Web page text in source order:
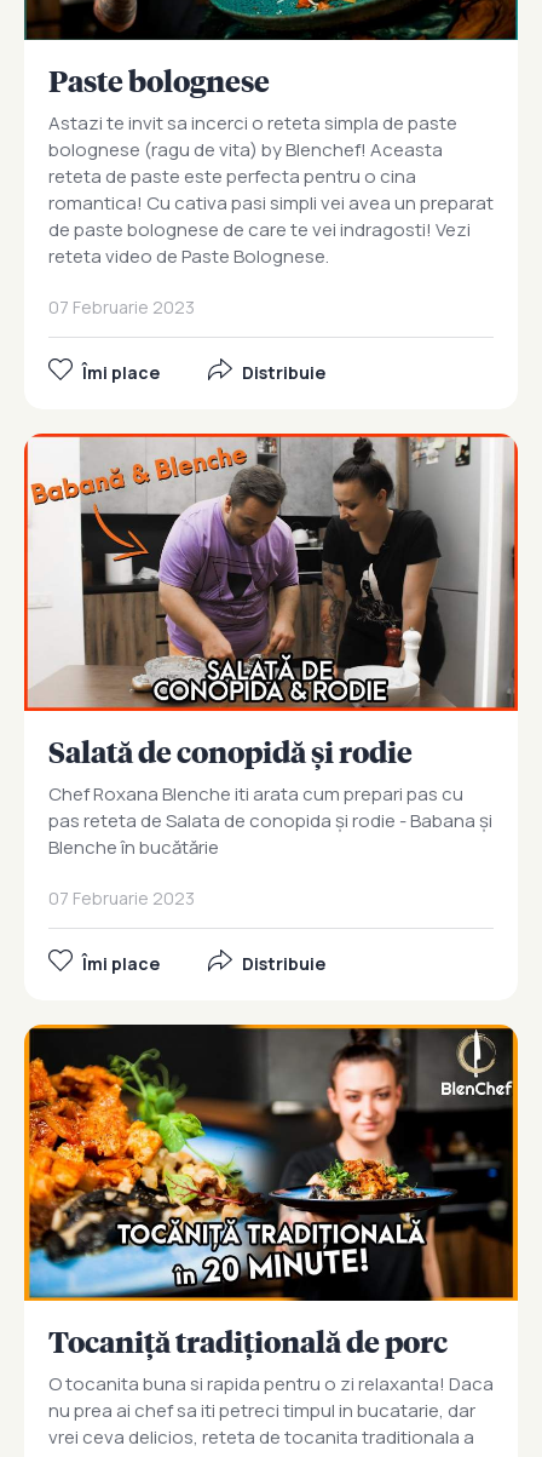
Paste bolognese
Astazi te invit sa incerci o reteta simpla de paste
bolognese (ragu de vita) by Blenchef! Aceasta
reteta de paste este perfecta pentru o cina
romantica! Cu cativa pasi simpli vei avea un preparat
de paste bolognese de care te vei indragosti! Vezi
reteta video de Paste Bolognese.
07 Februarie 2023
Îmi place Distribuie
Salată de conopidă și rodie
Chef Roxana Blenche iti arata cum prepari pas cu
pas reteta de Salata de conopida și rodie - Babana și
Blenche în bucătărie
07 Februarie 2023
Îmi place Distribuie
Tocaniță tradițională de porc
O tocanita buna si rapida pentru o zi relaxanta! Daca
nu prea ai chef sa iti petreci timpul in bucatarie, dar
vrei ceva delicios, reteta de tocanita traditionala a